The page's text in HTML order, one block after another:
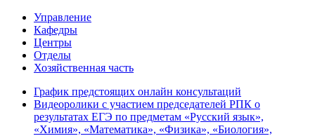
Управление
Кафедры
Центры
Отделы
Хозяйственная часть
График предстоящих онлайн консультаций
Видеоролики с участием председателей РПК о
результатах ЕГЭ по предметам «Русский язык»,
«Химия», «Математика», «Физика», «Биология»,